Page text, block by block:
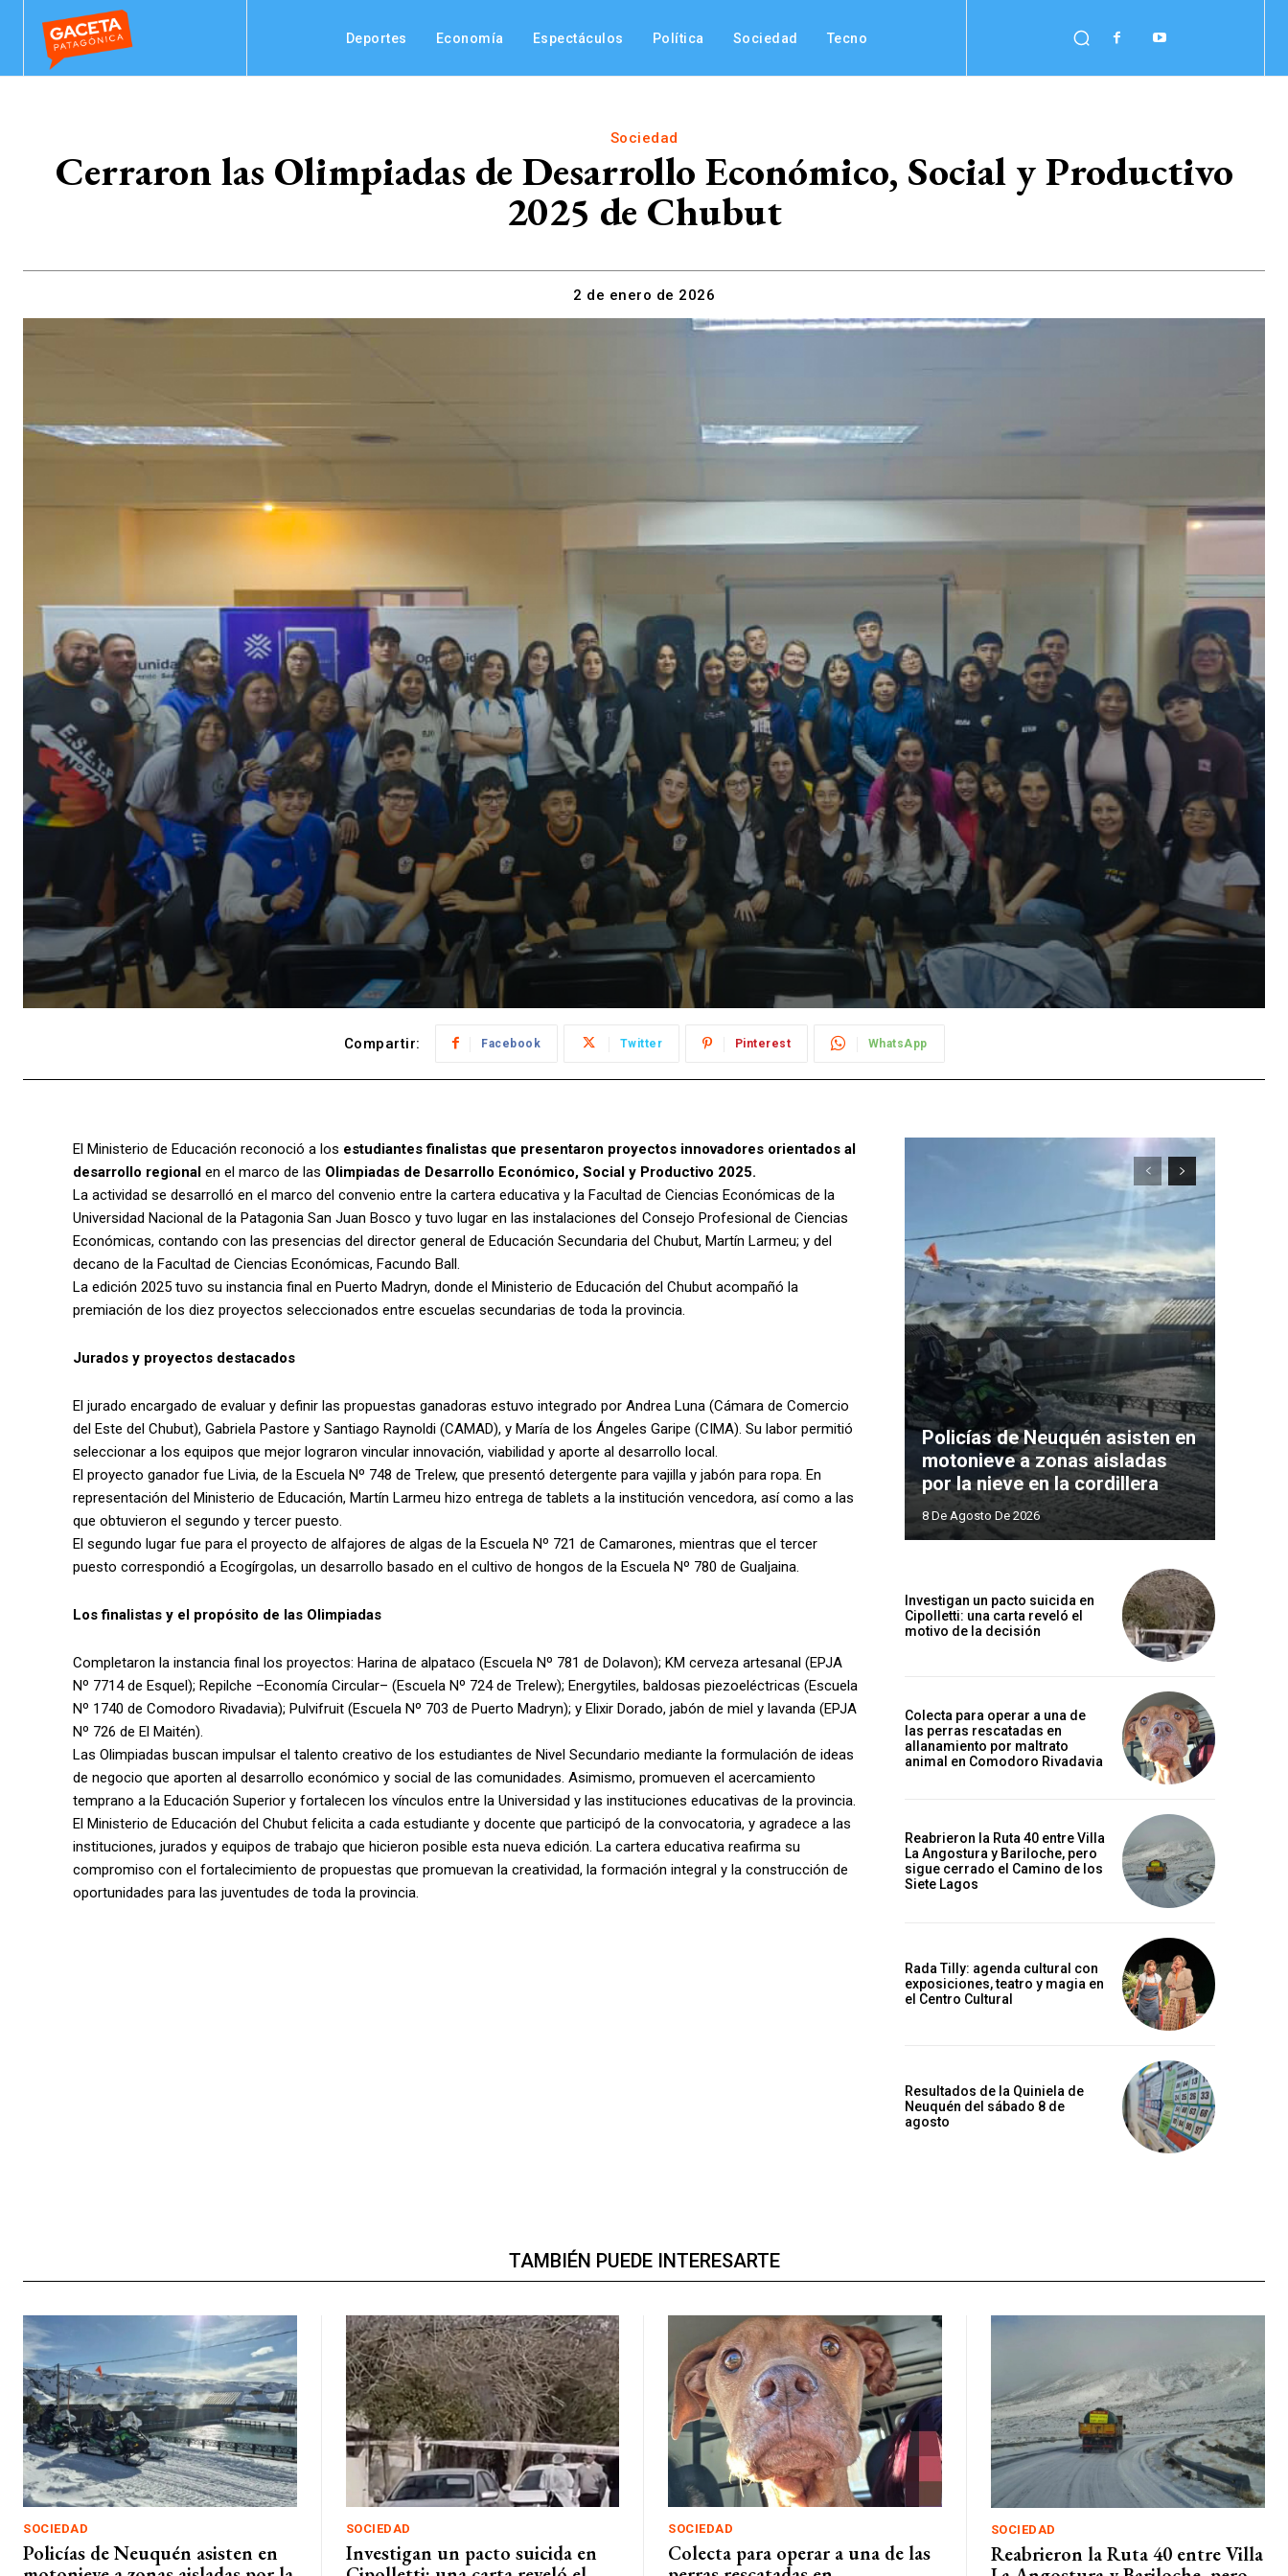
Deportes Economía Espectáculos Política Sociedad Tecno
Sociedad
Cerraron las Olimpiadas de Desarrollo Económico, Social y Productivo
2025 de Chubut
2 de enero de 2026
Compartir: Facebook Twitter Pinterest WhatsApp
El Ministerio de Educación reconoció a los estudiantes finalistas que presentaron proyectos innovadores orientados al
desarrollo regional en el marco de las Olimpiadas de Desarrollo Económico, Social y Productivo 2025.
La actividad se desarrolló en el marco del convenio entre la cartera educativa y la Facultad de Ciencias Económicas de la
Universidad Nacional de la Patagonia San Juan Bosco y tuvo lugar en las instalaciones del Consejo Profesional de Ciencias
Económicas, contando con las presencias del director general de Educación Secundaria del Chubut, Martín Larmeu; y del
decano de la Facultad de Ciencias Económicas, Facundo Ball.
La edición 2025 tuvo su instancia final en Puerto Madryn, donde el Ministerio de Educación del Chubut acompañó la
premiación de los diez proyectos seleccionados entre escuelas secundarias de toda la provincia.
Jurados y proyectos destacados
El jurado encargado de evaluar y definir las propuestas ganadoras estuvo integrado por Andrea Luna (Cámara de Comercio
del Este del Chubut), Gabriela Pastore y Santiago Raynoldi (CAMAD), y María de los Ángeles Garipe (CIMA). Su labor permitió
seleccionar a los equipos que mejor lograron vincular innovación, viabilidad y aporte al desarrollo local.
El proyecto ganador fue Livia, de la Escuela Nº 748 de Trelew, que presentó detergente para vajilla y jabón para ropa. En
representación del Ministerio de Educación, Martín Larmeu hizo entrega de tablets a la institución vencedora, así como a las
que obtuvieron el segundo y tercer puesto.
El segundo lugar fue para el proyecto de alfajores de algas de la Escuela Nº 721 de Camarones, mientras que el tercer
puesto correspondió a Ecogírgolas, un desarrollo basado en el cultivo de hongos de la Escuela Nº 780 de Gualjaina.
Los finalistas y el propósito de las Olimpiadas
Completaron la instancia final los proyectos: Harina de alpataco (Escuela Nº 781 de Dolavon); KM cerveza artesanal (EPJA
Nº 7714 de Esquel); Repilche –Economía Circular– (Escuela Nº 724 de Trelew); Energytiles, baldosas piezoeléctricas (Escuela
Nº 1740 de Comodoro Rivadavia); Pulvifruit (Escuela Nº 703 de Puerto Madryn); y Elixir Dorado, jabón de miel y lavanda (EPJA
Nº 726 de El Maitén).
Las Olimpiadas buscan impulsar el talento creativo de los estudiantes de Nivel Secundario mediante la formulación de ideas
de negocio que aporten al desarrollo económico y social de las comunidades. Asimismo, promueven el acercamiento
temprano a la Educación Superior y fortalecen los vínculos entre la Universidad y las instituciones educativas de la provincia.
El Ministerio de Educación del Chubut felicita a cada estudiante y docente que participó de la convocatoria, y agradece a las
instituciones, jurados y equipos de trabajo que hicieron posible esta nueva edición. La cartera educativa reafirma su
compromiso con el fortalecimiento de propuestas que promuevan la creatividad, la formación integral y la construcción de
oportunidades para las juventudes de toda la provincia.
Policías de Neuquén asisten en
motonieve a zonas aisladas
por la nieve en la cordillera
8 De Agosto De 2026
Investigan un pacto suicida en
Cipolletti: una carta reveló el
motivo de la decisión
Colecta para operar a una de
las perras rescatadas en
allanamiento por maltrato
animal en Comodoro Rivadavia
Reabrieron la Ruta 40 entre Villa
La Angostura y Bariloche, pero
sigue cerrado el Camino de los
Siete Lagos
Rada Tilly: agenda cultural con
exposiciones, teatro y magia en
el Centro Cultural
Resultados de la Quiniela de
Neuquén del sábado 8 de
agosto
TAMBIÉN PUEDE INTERESARTE
SOCIEDAD
Policías de Neuquén asisten en
SOCIEDAD
Investigan un pacto suicida en
SOCIEDAD
Colecta para operar a una de las
SOCIEDAD
Reabrieron la Ruta 40 entre Villa